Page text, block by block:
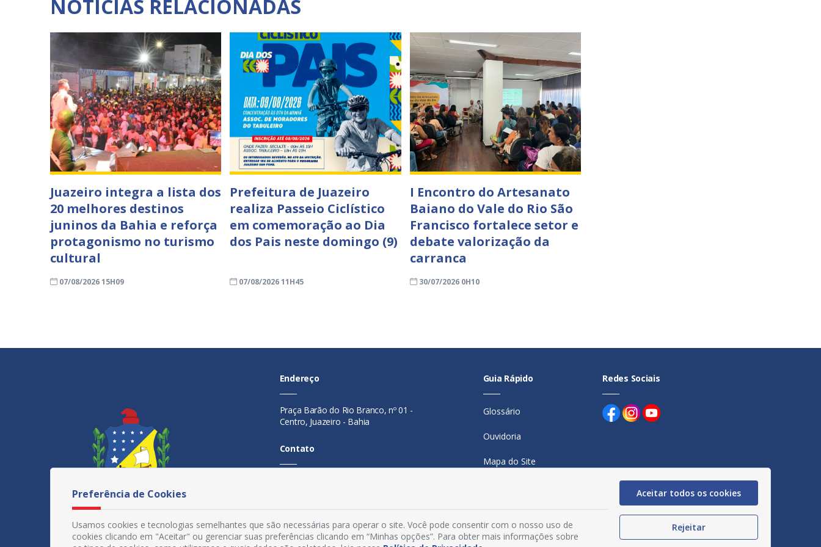
NOTÍCIAS RELACIONADAS
Juazeiro integra a lista dos
20 melhores destinos
juninos da Bahia e reforça
protagonismo no turismo
cultural
07/08/2026 15H09
Prefeitura de Juazeiro
realiza Passeio Ciclístico
em comemoração ao Dia
dos Pais neste domingo (9)
07/08/2026 11H45
I Encontro do Artesanato
Baiano do Vale do Rio São
Francisco fortalece setor e
debate valorização da
carranca
30/07/2026 0H10
Endereço
Praça Barão do Rio Branco, nº 01 -
Centro, Juazeiro - Bahia
Contato
Horário De Funcionamento
Guia Rápido
Glossário
Ouvidoria
Mapa do Site
Manual de Navegação
Política de Privacidade
Redes Sociais
Preferência de Cookies
Usamos cookies e tecnologias semelhantes que são necessárias para operar o site. Você pode consentir com o nosso uso de
cookies clicando em "Aceitar" ou gerenciar suas preferências clicando em “Minhas opções”. Para obter mais informações sobre
Aceitar todos os cookies
Rejeitar